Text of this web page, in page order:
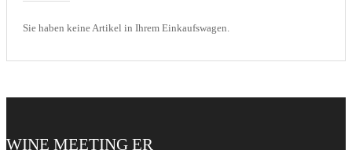
Sie haben keine Artikel in Ihrem Einkaufswagen.
WINE MEETING ER